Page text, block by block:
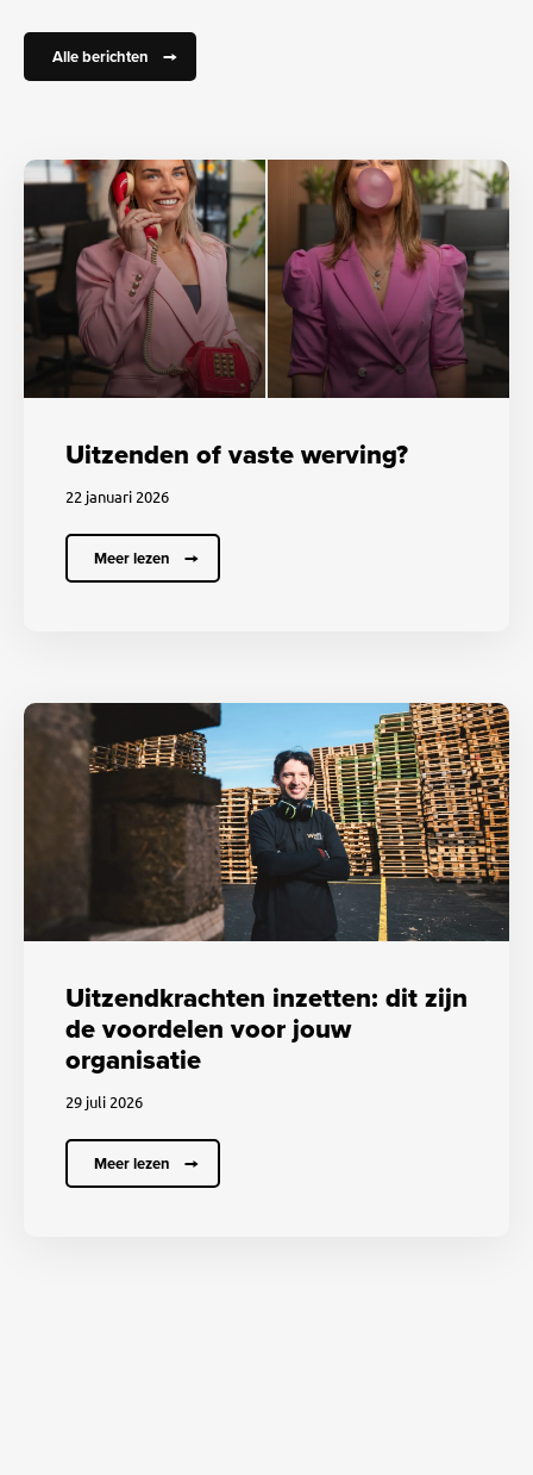
Alle berichten
Uitzenden of vaste werving?
22 januari 2026
Meer lezen
Uitzendkrachten inzetten: dit zijn
de voordelen voor jouw
organisatie
29 juli 2026
Meer lezen